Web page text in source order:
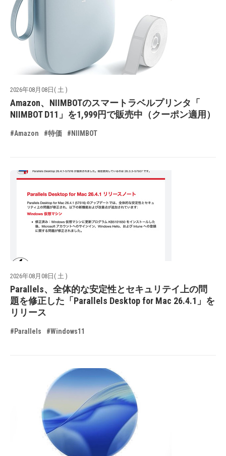
2026年08月08日( 土 )
Amazon、NIIMBOTのスマートラベルプリンタ「
NIIMBOT D11」を1,999円で販売中（クーポン適用）
#Amazon #特価 #NIIMBOT
2026年08月08日( 土 )
Parallels、全体的な安定性とセキュリテイ上の問
題を修正した「Parallels Desktop for Mac 26.4.1」を
リリース
#Parallels #Windows11